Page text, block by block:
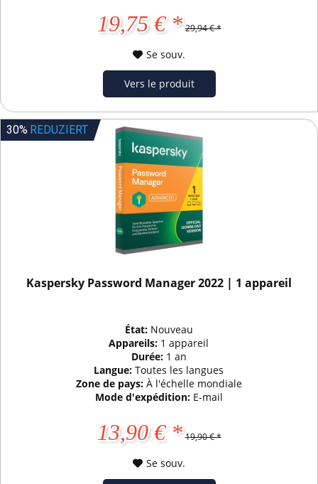
19,75 € * 29,94 € *
Se souv.
Vers le produit
30% REDUZIERT
Kaspersky Password Manager 2022 | 1 appareil
État: Nouveau
Appareils: 1 appareil
Durée: 1 an
Langue:Toutes les langues
Zone de pays: À l'échelle mondiale
Mode d'expédition: E-mail
13,90 € * 19,90 € *
Se souv.